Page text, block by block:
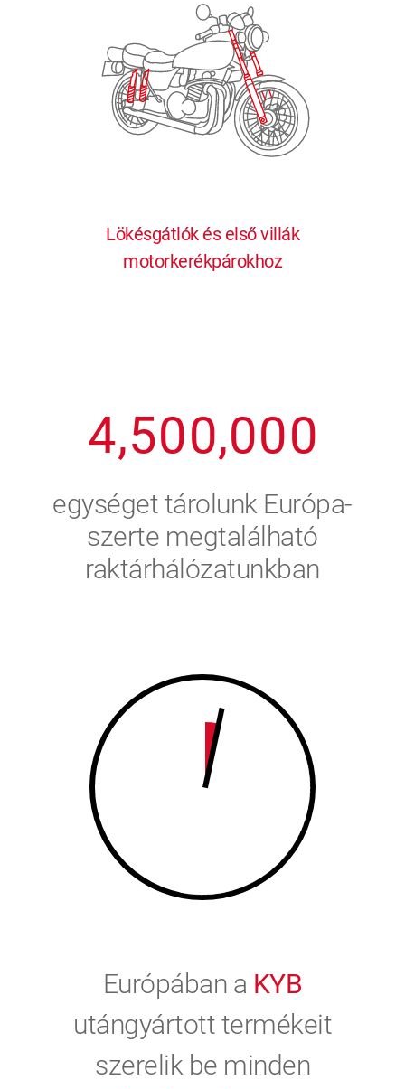
Lökésgátlók és első villák
motorkerékpárokhoz
0
4
5
6
7
0
,
1
2
5
6
7
8
0
3
4
6
7
0
2
3
4
6
7
0,
2
3
4
6
7
0
2
3
4
6
7
0
3
4
6
0
egységet tárolunk Európa-
szerte megtalálható
raktárhálózatunkban
Európában a KYB
utángyártott termékeit
szerelik be minden